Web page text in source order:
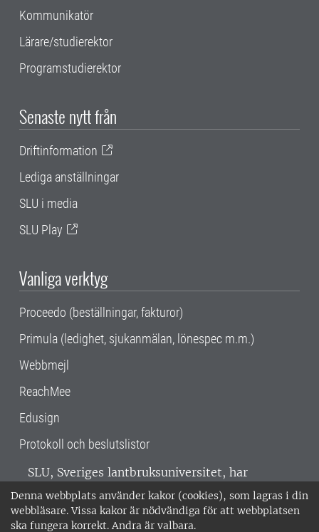
Denna webbplats använder kakor (cookies), som lagras i din
webbläsare. Vissa kakor är nödvändiga för att webbplatsen
ska fungera korrekt. Andra är valbara.
Kommunikatör
Lärare/studierektor
Programstudierektor
Senaste nytt från
Driftinformation
Lediga anställningar
SLU i media
SLU Play
Vanliga verktyg
Proceedo (beställningar, fakturor)
Primula (ledighet, sjukanmälan, lönespec m.m.)
Webbmejl
ReachMee
Edusign
Protokoll och beslutslistor
SLU, Sveriges lantbruksuniversitet, har
verksamhet över hela Sverige. Huvudorter är
Alnarp, Uppsala och Umeå.SLU är
miljöcertifierat enligt ISO 14001. •